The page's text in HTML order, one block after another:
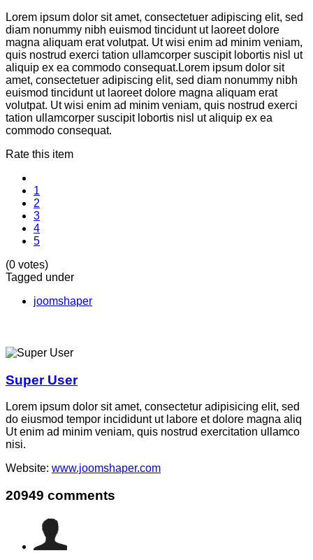
Lorem ipsum dolor sit amet, consectetuer adipiscing elit, sed
diam nonummy nibh euismod tincidunt ut laoreet dolore
magna aliquam erat volutpat. Ut wisi enim ad minim veniam,
quis nostrud exerci tation ullamcorper suscipit lobortis nisl ut
aliquip ex ea commodo consequat.Lorem ipsum dolor sit
amet, consectetuer adipiscing elit, sed diam nonummy nibh
euismod tincidunt ut laoreet dolore magna aliquam erat
volutpat. Ut wisi enim ad minim veniam, quis nostrud exerci
tation ullamcorper suscipit lobortis nisl ut aliquip ex ea
commodo consequat.
Rate this item
1
2
3
4
5
(0 votes)
Tagged under
joomshaper
Super User
Lorem ipsum dolor sit amet, consectetur adipisicing elit, sed
do eiusmod tempor incididunt ut labore et dolore magna aliq
Ut enim ad minim veniam, quis nostrud exercitation ullamco
nisi.
Website: www.joomshaper.com
20949 comments